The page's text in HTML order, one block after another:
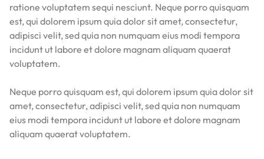
ratione voluptatem sequi nesciunt. Neque porro quisquam
est, qui dolorem ipsum quia dolor sit amet, consectetur,
adipisci velit, sed quia non numquam eius modi tempora
incidunt ut labore et dolore magnam aliquam quaerat
voluptatem.
Neque porro quisquam est, qui dolorem ipsum quia dolor sit
amet, consectetur, adipisci velit, sed quia non numquam
eius modi tempora incidunt ut labore et dolore magnam
aliquam quaerat voluptatem.